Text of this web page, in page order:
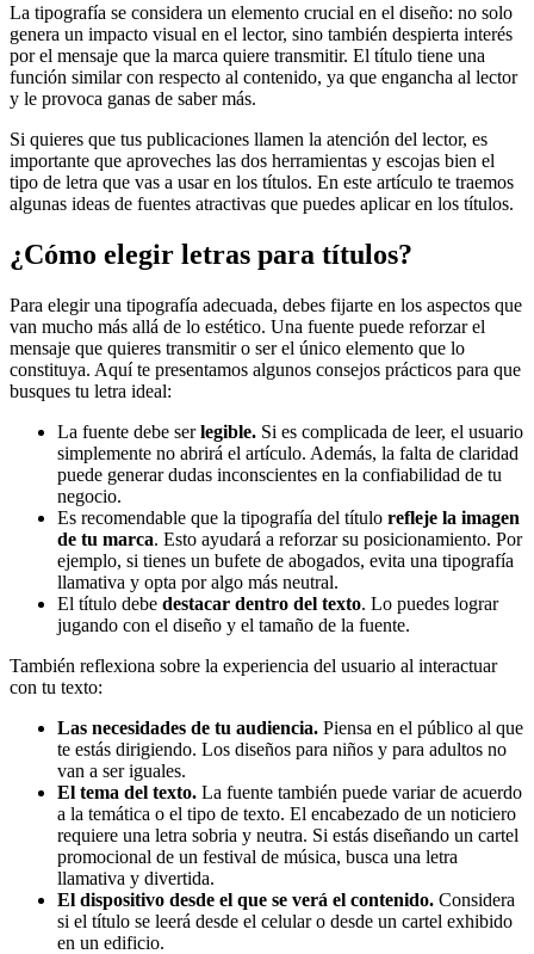
La tipografía se considera un elemento crucial en el diseño: no solo
genera un impacto visual en el lector, sino también despierta interés
por el mensaje que la marca quiere transmitir. El título tiene una
función similar con respecto al contenido, ya que engancha al lector
y le provoca ganas de saber más.
Si quieres que tus publicaciones llamen la atención del lector, es
importante que aproveches las dos herramientas y escojas bien el
tipo de letra que vas a usar en los títulos. En este artículo te traemos
algunas ideas de fuentes atractivas que puedes aplicar en los títulos.
¿Cómo elegir letras para títulos?
Para elegir una tipografía adecuada, debes fijarte en los aspectos que
van mucho más allá de lo estético. Una fuente puede reforzar el
mensaje que quieres transmitir o ser el único elemento que lo
constituya. Aquí te presentamos algunos consejos prácticos para que
busques tu letra ideal:
La fuente debe serlegible. Si es complicada de leer, el usuario
simplemente no abrirá el artículo. Además, la falta de claridad
puede generar dudas inconscientes en la confiabilidad de tu
negocio.
Es recomendable que la tipografía del título refleje la imagen
de tu marca. Esto ayudará a reforzar su posicionamiento. Por
ejemplo, si tienes un bufete de abogados, evita una tipografía
llamativa y opta por algo más neutral.
El título debe destacar dentro del texto. Lo puedes lograr
jugando con el diseño y el tamaño de la fuente.
También reflexiona sobre la experiencia del usuario al interactuar
con tu texto:
Las necesidades de tu audiencia. Piensa en el público al que
te estás dirigiendo. Los diseños para niños y para adultos no
van a ser iguales.
El tema del texto. La fuente también puede variar de acuerdo
a la temática o el tipo de texto. El encabezado de un noticiero
requiere una letra sobria y neutra. Si estás diseñando un cartel
promocional de un festival de música, busca una letra
llamativa y divertida.
El dispositivo desde el que se verá el contenido. Considera
si el título se leerá desde el celular o desde un cartel exhibido
en un edificio.